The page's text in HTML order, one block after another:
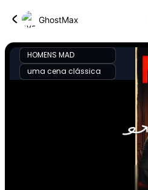
GhostMax
HOMENS MAD
uma cena clássica